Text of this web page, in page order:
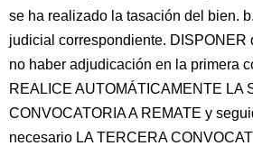
se ha realizado la tasación del bien.
judicial correspondiente. DISPONER
no haber adjudicación en la primera
REALICE AUTOMÁTICAMENTE LA
CONVOCATORIA A REMATE y
necesario LA TERCERA